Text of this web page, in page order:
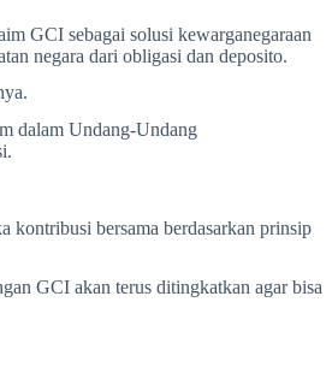
GCI sebagai solusi kewarganegaraan
negara dari obligasi dan deposito.
dalam Undang-Undang
kontribusi bersama berdasarkan prinsip
GCI akan terus ditingkatkan agar bisa